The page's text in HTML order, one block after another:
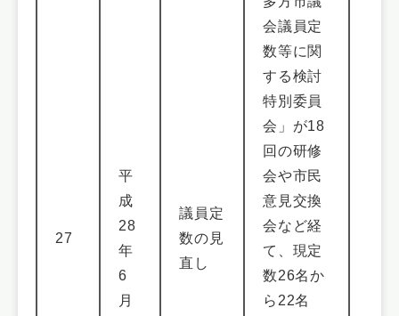
27
平
成
28
年
6
月
議員定
数の見
直し
会議員定
数等に関
する検討
特別委員
会」が18
回の研修
会や市民
意見交換
会など経
て、現定
数26名か
ら22名